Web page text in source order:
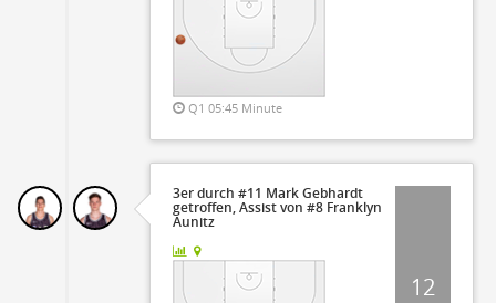
Q1 05:45 Minute
3er durch #11 Mark Gebhardt
getroffen, Assist von #8 Franklyn
Aunitz
12